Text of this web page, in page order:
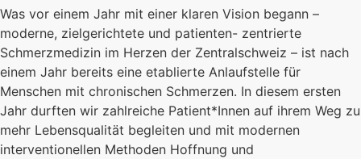
Was vor einem Jahr mit einer klaren Vision begann –
moderne, zielgerichtete und patienten- zentrierte
Schmerzmedizin im Herzen der Zentralschweiz – ist nach
einem Jahr bereits eine etablierte Anlaufstelle für
Menschen mit chronischen Schmerzen. In diesem ersten
Jahr durften wir zahlreiche Patient*Innen auf ihrem Weg zu
mehr Lebensqualität begleiten und mit modernen
interventionellen Methoden Hoffnung und